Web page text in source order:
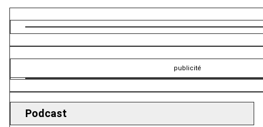
publicité
Podcast